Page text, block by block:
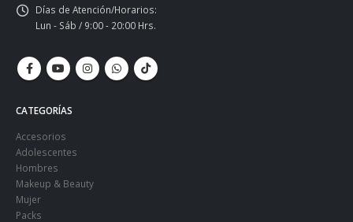
Días de Atención/Horarios:
Lun - Sáb / 9:00 - 20:00 Hrs.
CATEGORÍAS
Accesorios
Adolescentes
Hombres
Makeup & Beauty
Mujer
Packs